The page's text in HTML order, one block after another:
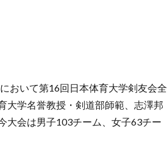
おいて第16回日本体育大学剣友会全
大学名誉教授・剣道部師範、志澤邦
大会は男子103チーム、女子63チー